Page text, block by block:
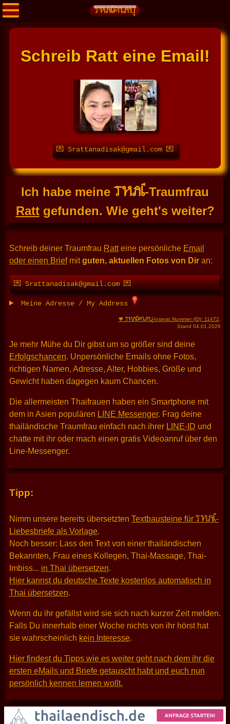
Schreib Ratt eine Email!
💌 Srattanadisak@gmail.com 💌
Ich habe meineTHAI-Traumfrau
Rattgefunden. Wie geht's weiter?
Schreib deiner Traumfrau Ratteine persönliche Email
oder einen Briefmitguten, aktuellen Fotos von Diran:
💌 Srattanadisak@gmail.com 💌
Meine Adresse / My Address
🧡 THAIFRAU-Inserat Nummer (ID): 11472,
Stand 04.01.2026
Je mehr Mühe du Dir gibst um so größer sind deine
Erfolgschancen. Unpersönliche Emails ohne Fotos,
richtigen Namen, Adresse, Alter, Hobbies, Größe und
Gewicht haben dagegen kaum Chancen.
Die allermeisten Thaifrauen haben ein Smartphone mit
dem in Asien populären LINE Messenger. Frag deine
thailändische Traumfrau einfach nach ihrer LINE-ID und
chatte mit ihr oder mach einen gratis Videoanruf über den
Line-Messenger.
Tipp:
Nimm unsere bereits übersetzten Textbausteine für THAI-
Liebesbriefe als Vorlage.
Noch besser: Lass den Text von einer thailändischen
Bekannten, Frau eines Kollegen, Thai-Massage, Thai-
Imbiss... in Thai übersetzen.
Hier kannst du deutsche Texte kostenlos automatisch in
Thai übersetzen.
Wenn du ihr gefällst wird sie sich nach kurzer Zeit melden.
Falls Du innerhalb einer Woche nichts von ihr hörst hat
sie wahrscheinlich kein Interesse.
Hier findest du Tipps wie es weiter geht nach dem ihr die
ersten eMails und Briefe getauscht habt und euch nun
persönlich kennen lernen wollt.